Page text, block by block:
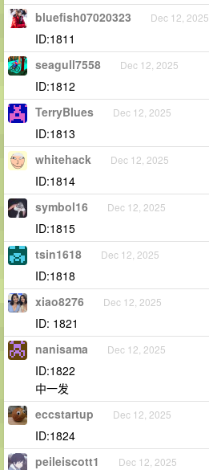
bluefish07020323 Dec 12, 2025
ID:1811
seagull7558 Dec 12, 2025
ID:1812
TerryBlues Dec 12, 2025
ID:1813
whitehack Dec 12, 2025
ID:1814
symbol16 Dec 12, 2025
ID:1815
tsin1618 Dec 12, 2025
ID:1818
xiao8276 Dec 12, 2025
ID: 1821
nanisama Dec 12, 2025
ID:1822
中一发
eccstartup Dec 12, 2025
ID:1824
peileiscott1 Dec 12, 2025